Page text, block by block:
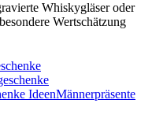
Whiskygläser oder
Wertschätzung
IdeenMännerpräsente